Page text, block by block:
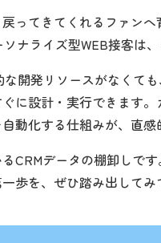
ってきてくれるファン
ナライズ型WEB接客は
な開発リソースがなくて
に設計・実行できます
動化する仕組みが、直感
CRMデータの棚卸しで
歩を、ぜひ踏み出してみ